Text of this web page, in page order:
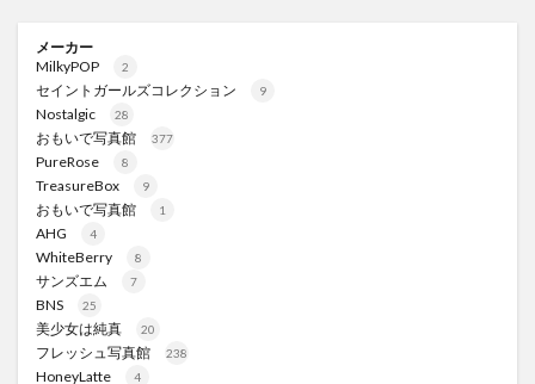
メーカー
MilkyPOP
2
セイントガールズコレクション 9
Nostalgic 28
おもいで写真館 377
PureRose 8
TreasureBox 9
おもいで写真館 1
AHG 4
WhiteBerry 8
サンズエム 7
BNS 25
美少女は純真 20
フレッシュ写真館 238
HoneyLatte 4